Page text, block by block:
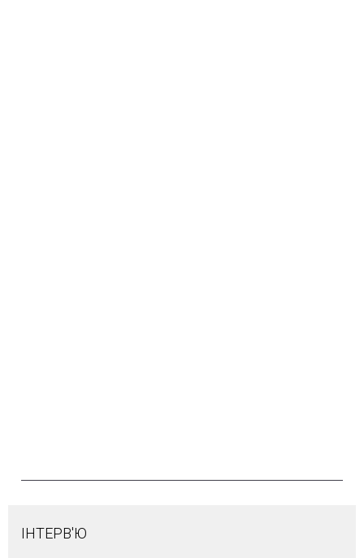
ІНТЕРВ'Ю